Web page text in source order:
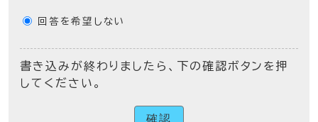
回答を希望しない
書き込みが終わりましたら、下の確認ボタンを押
してください。
確認